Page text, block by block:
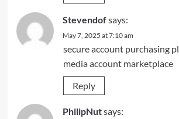
Stevendofsays:
May 7, 2025 at 7:10 am
secure account purchasing
media account marketplace
Reply
PhilipNutsays: